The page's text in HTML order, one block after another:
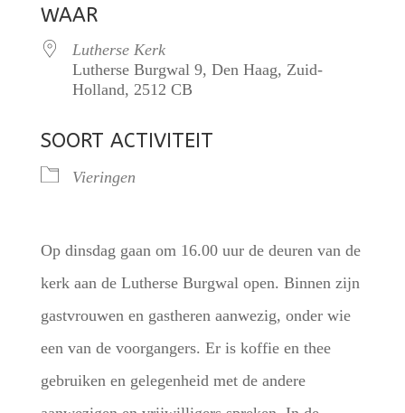
WAAR
Lutherse Kerk
Lutherse Burgwal 9, Den Haag, Zuid-
Holland, 2512 CB
SOORT ACTIVITEIT
Vieringen
Op dinsdag gaan om 16.00 uur de deuren van de
kerk aan de Lutherse Burgwal open. Binnen zijn
gastvrouwen en gastheren aanwezig, onder wie
een van de voorgangers. Er is koffie en thee
gebruiken en gelegenheid met de andere